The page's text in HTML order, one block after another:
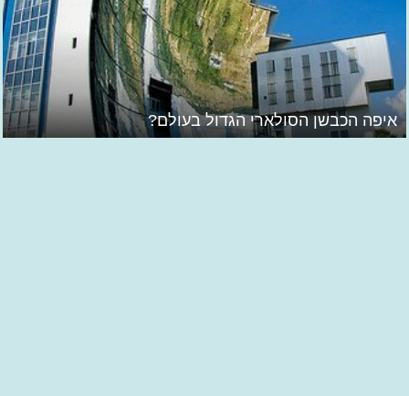
איפה הכבשן הסולארי הגדול בעולם?